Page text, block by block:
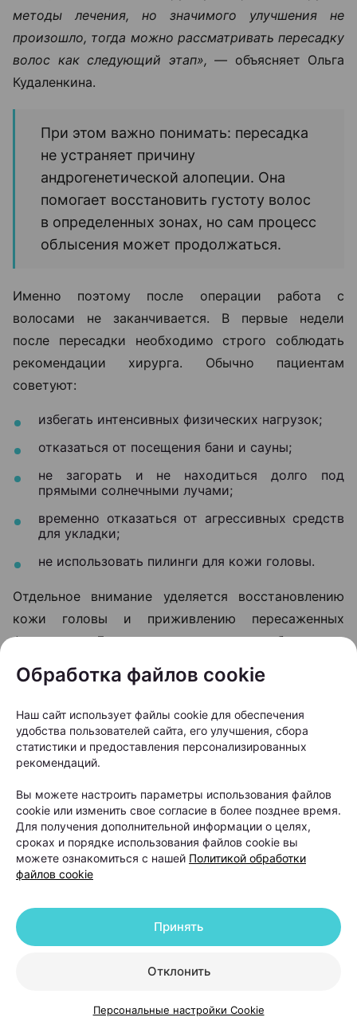
методы лечения, но значимого улучшения не
произошло, тогда можно рассматривать пересадку
волос как следующий этап», — объясняет Ольга
Кудаленкина.
При этом важно понимать: пересадка
не устраняет причину
андрогенетической алопеции. Она
помогает восстановить густоту волос
в определенных зонах, но сам процесс
облысения может продолжаться.
Именно поэтому после операции работа с
волосами не заканчивается. В первые недели
после пересадки необходимо строго соблюдать
рекомендации хирурга. Обычно пациентам
советуют:
избегать интенсивных физических нагрузок;
отказаться от посещения бани и сауны;
не загорать и не находиться долго под
прямыми солнечными лучами;
временно отказаться от агрессивных средств
для укладки;
не использовать пилинги для кожи головы.
Отдельное внимание уделяется восстановлению
кожи головы и приживлению пересаженных
фолликулов. Для этого в программы реабилитации
нередко включают плазмотерапию и светолечение.
«Светолечение и плазмотерапия
назначаются в программах
восстановления после пересадки
быстрому и комфортному
восстановительному периоду, а также
укрепляют волосяные фолликулы и
способствуют их росту», —отмечает
Еще один вопрос, который волнует многих
пациентов: нужны ли поддерживающие процедуры
зависит от диагноза.
Обработка файлов cookie
Наш сайт использует файлы cookie для обеспечения
удобства пользователей сайта, его улучшения, сбора
статистики и предоставления персонализированных
рекомендаций.
Вы можете настроить параметры использования файлов
cookie или изменить свое согласие в более позднее время.
Для получения дополнительной информации о целях,
сроках и порядке использования файлов cookie вы
можете ознакомиться с нашей Политикой обработки
файлов cookie
Отклонить
Принять
Персональные настройки Cookie